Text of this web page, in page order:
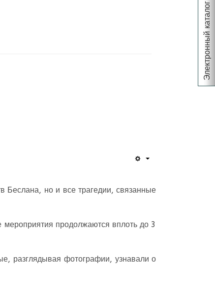
Электронный каталог
Беслана, но и все трагедии, связанные
продолжаются вплоть до 3
разглядывая фотографии, узнавали о